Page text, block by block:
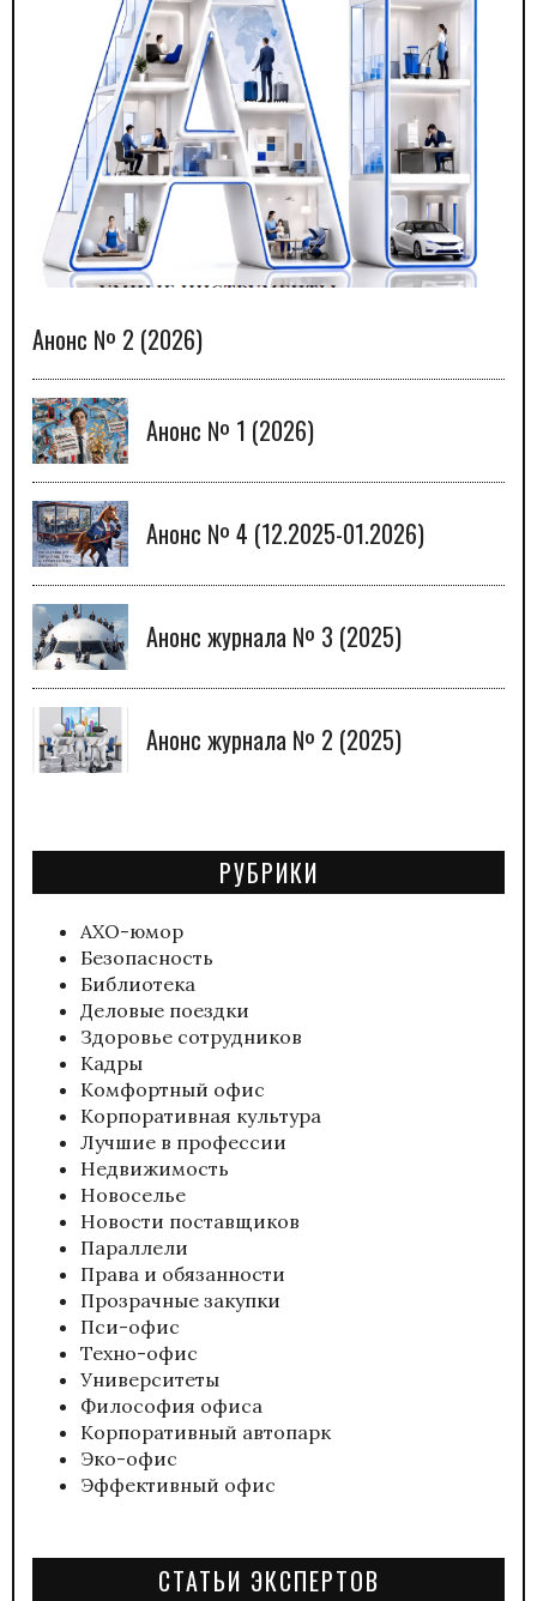
Анонс № 2 (2026)
Анонс № 1 (2026)
Анонс № 4 (12.2025-01.2026)
Анонс журнала № 3 (2025)
Анонс журнала № 2 (2025)
РУБРИКИ
АХО-юмор
Безопасность
Библиотека
Деловые поездки
Здоровье сотрудников
Кадры
Комфортный офис
Корпоративная культура
Лучшие в профессии
Недвижимость
Новоселье
Новости поставщиков
Параллели
Права и обязанности
Прозрачные закупки
Пси-офис
Техно-офис
Университеты
Философия офиса
Корпоративный автопарк
Эко-офис
Эффективный офис
СТАТЬИ ЭКСПЕРТОВ